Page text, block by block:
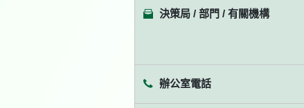
決策局 / 部門 / 有關機構
辦公室電話